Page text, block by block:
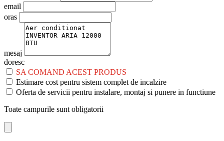
email
oras
mesaj
doresc
SA COMAND ACEST PRODUS
Estimare cost pentru sistem complet de incalzire
Oferta de servicii pentru instalare, montaj si punere in functiune
Toate campurile sunt obligatorii